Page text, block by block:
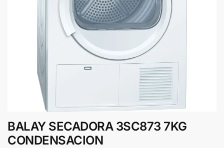
BALAY SECADORA 3SC873 7KG
CONDENSACION